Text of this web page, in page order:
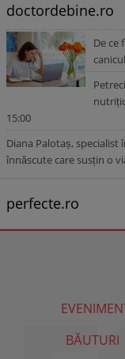
doctordebine.ro
De ce
15:00
Diana Palotaș,
înnăscute care susțin o
perfecte.ro
BĂUTURI